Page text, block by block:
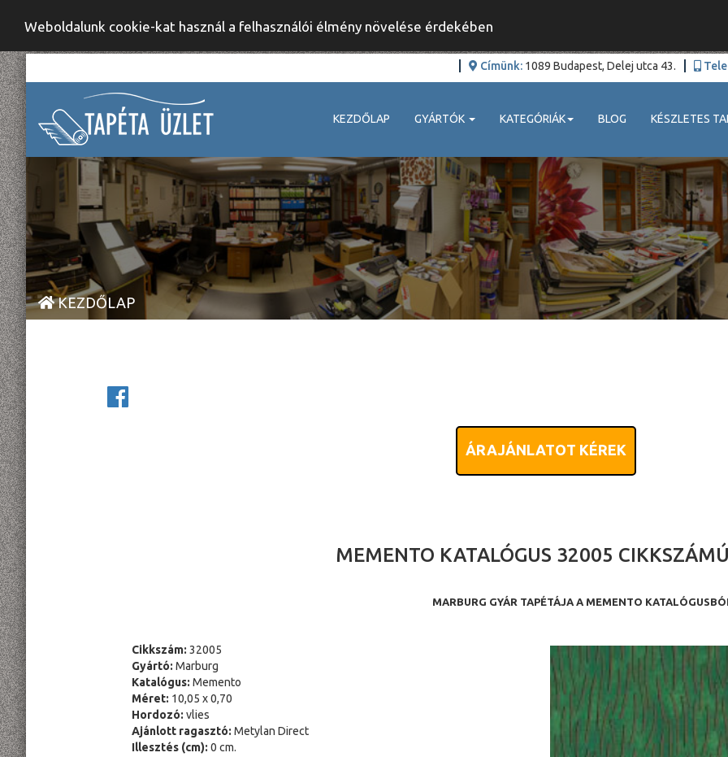
Weboldalunk cookie-kat használ a felhasználói élmény növelése érdekében
Címünk: 1089 Budapest, Delej utca 43.
KEZDŐLAP GYÁRTÓK KATEGÓRIÁK BLOG KÉSZLETES
KEZDŐLAP
ÁRAJÁNLATOT KÉREK
MEMENTO KATALÓGUS 32005
MARBURG GYÁR TAPÉTÁJA A MEMENTO
Cikkszám: 32005
Gyártó: Marburg
Katalógus: Memento
Méret: 10,05 x 0,70
Hordozó: vlies
Ajánlott ragasztó: Metylan Direct
Illesztés (cm): 0 cm.